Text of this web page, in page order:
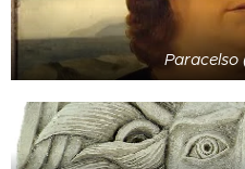
Paracelso